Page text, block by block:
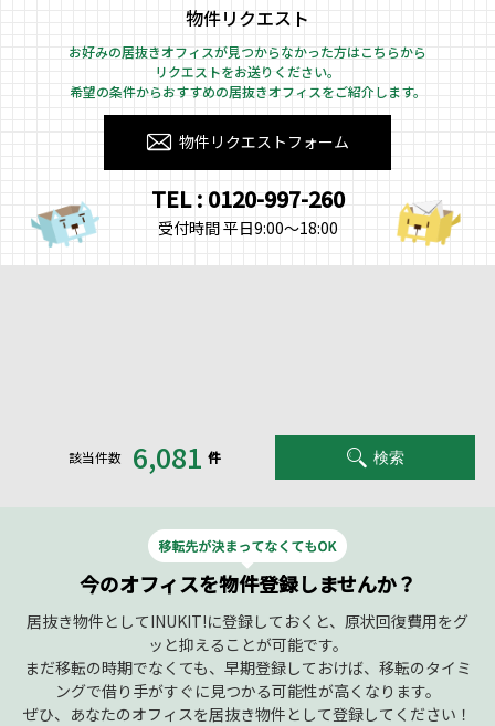
物件リクエスト
お好みの居抜きオフィスが見つからなかった方はこちらから
リクエストをお送りください。
希望の条件からおすすめの居抜きオフィスをご紹介します。
物件リクエストフォーム
TEL : 0120-997-260
受付時間 平日9:00～18:00
該当件数 6,081 件 検索
今のオフィスを物件登録しませんか？
居抜き物件としてINUKIT!に登録しておくと、原状回復費用をグ
ッと抑えることが可能です。
まだ移転の時期でなくても、早期登録しておけば、移転のタイミ
ングで借り手がすぐに見つかる可能性が高くなります。
ぜひ、あなたのオフィスを居抜き物件として登録してください！